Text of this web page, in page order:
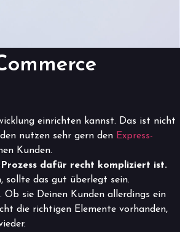
einrichten kannst. Das ist nicht
nutzen sehr gern den Express-
Kunden.
dafür recht kompliziert ist.
sollte das gut überlegt sein.
sie Deinen Kunden allerdings ein
die richtigen Elemente vorhanden,